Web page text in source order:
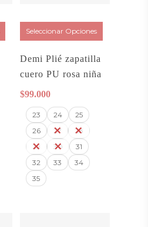
Seleccionar Opciones
Demi Plié zapatilla
cuero PU rosa niña
$99.000
23 24
25
26
27
28
29
30
31
32
33
34
35